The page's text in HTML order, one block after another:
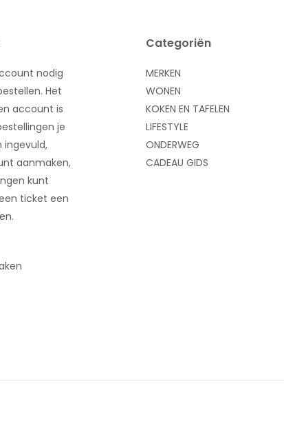
nodig
Het
account is
je
ingevuld,
aanmaken,
kunt
ticket een
Categoriën
MERKEN
WONEN
KOKEN EN TAFELEN
LIFESTYLE
ONDERWEG
CADEAU GIDS